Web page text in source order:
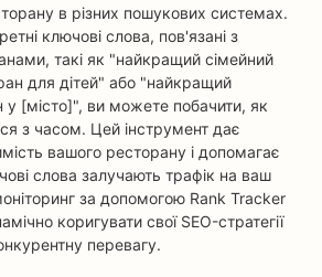
в різних пошукових системах.
ключові слова, пов'язані з
такі як "найкращий сімейний
для дітей" або "найкращий
у [місто]", ви можете побачити, як
з часом. Цей інструмент дає
вашого ресторану і допомагає
слова залучають трафік на ваш
за допомогою Rank Tracker
коригувати свої SEO-стратегії
перевагу.